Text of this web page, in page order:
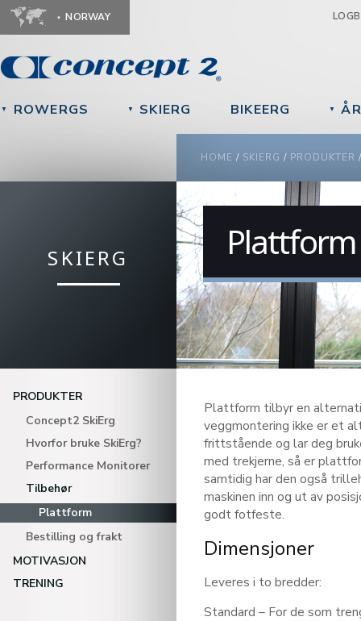
NORWAY
▼ ROWERGS ▼ SKIERG BIKEERG ▼
YOU ARE HERE
HOME / SKIERG / PRODUKTER
SKIERG
PRODUKTER
Concept2 SkiErg
Hvorfor bruke SkiErg?
Performance Monitorer
Tilbehør
Plattform
Bestilling og frakt
MOTIVASJON
TRENING
Plattform
Plattform tilbyr en
veggmontering ikke er et
frittstående og lar deg
med trekjerne, så er
samtidig har den også
maskinen inn og ut av
godt fotfeste.
Dimensjoner
Leveres i to bredder:
Standard – For de som